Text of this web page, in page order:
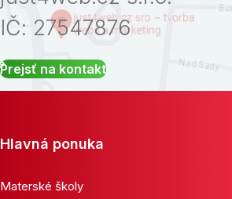
IČ: 27547876
Prejsť na kontakt
Hlavná ponuka
Materské školy